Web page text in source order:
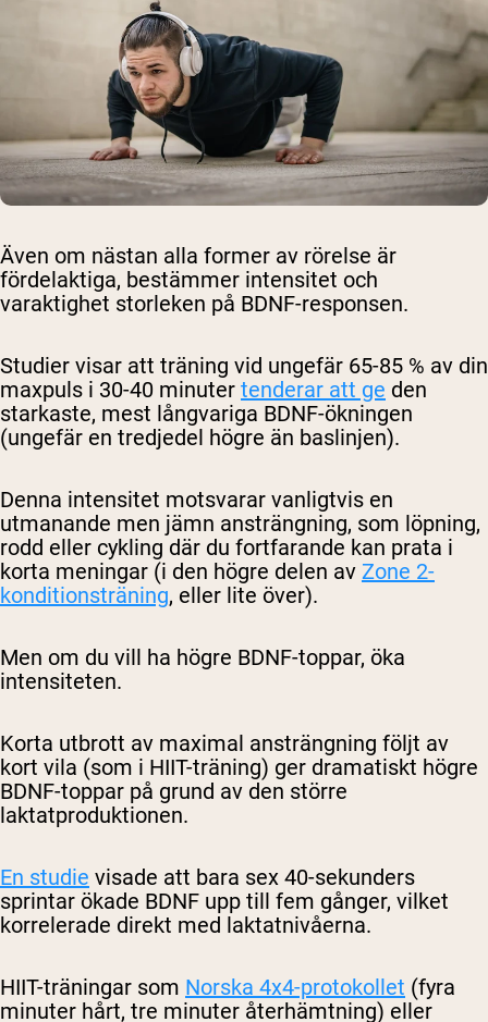
Även om nästan alla former av rörelse är
fördelaktiga, bestämmer intensitet och
varaktighet storleken på BDNF-responsen.
Studier visar att träning vid ungefär 65-85 % av din
maxpuls i 30-40 minuter tenderar att ge den
starkaste, mest långvariga BDNF-ökningen
(ungefär en tredjedel högre än baslinjen).
Denna intensitet motsvarar vanligtvis en
utmanande men jämn ansträngning, som löpning,
rodd eller cykling där du fortfarande kan prata i
korta meningar (i den högre delen av Zone 2-
konditionsträning, eller lite över).
Men om du vill ha högre BDNF-toppar, öka
intensiteten.
Korta utbrott av maximal ansträngning följt av
kort vila (som i HIIT-träning) ger dramatiskt högre
BDNF-toppar på grund av den större
laktatproduktionen.
En studie visade att bara sex 40-sekunders
sprintar ökade BDNF upp till fem gånger, vilket
korrelerade direkt med laktatnivåerna.
HIIT-träningar som Norska 4x4-protokollet (fyra
minuter hårt, tre minuter återhämtning) eller